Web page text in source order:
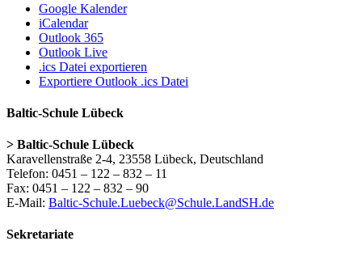
Google Kalender
iCalendar
Outlook 365
Outlook Live
.ics Datei exportieren
Exportiere Outlook .ics Datei
Baltic-Schule Lübeck
> Baltic-Schule Lübeck
Karavellenstraße 2-4, 23558 Lübeck, Deutschland
Telefon: 0451 – 122 – 832 – 11
Fax: 0451 – 122 – 832 – 90
E-Mail: Baltic-Schule.Luebeck@Schule.LandSH.de
Sekretariate